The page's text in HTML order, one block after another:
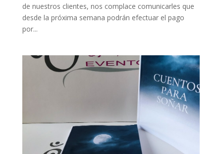
de nuestros clientes, nos complace comunicarles que
desde la próxima semana podrán efectuar el pago
por...